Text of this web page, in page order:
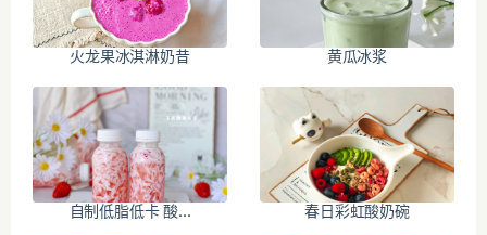
火龙果冰淇淋奶昔 黄瓜冰浆
自制低脂低卡 酸... 春日彩虹酸奶碗